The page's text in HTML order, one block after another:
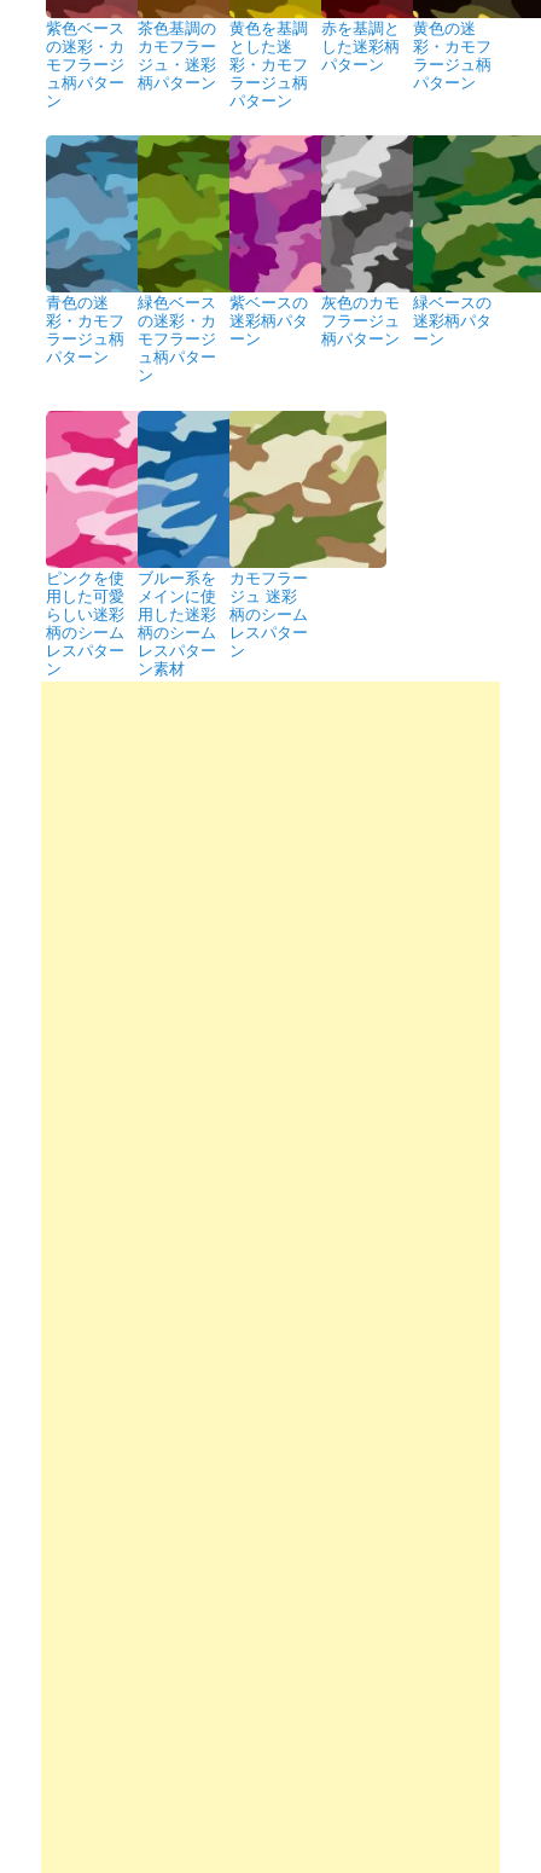
紫色ベース
の迷彩・カ
モフラージ
ュ柄パター
ン
茶色基調の
カモフラー
ジュ・迷彩
柄パターン
黄色を基調
とした迷
彩・カモフ
ラージュ柄
パターン
赤を基調と
した迷彩柄
パターン
黄色の迷
彩・カモフ
ラージュ柄
パターン
青色の迷
彩・カモフ
ラージュ柄
パターン
緑色ベース
の迷彩・カ
モフラージ
ュ柄パター
ン
紫ベースの
迷彩柄パタ
ーン
灰色のカモ
フラージュ
柄パターン
緑ベースの
迷彩柄パタ
ーン
ピンクを使
用した可愛
らしい迷彩
柄のシーム
レスパター
ン
ブルー系を
メインに使
用した迷彩
柄のシーム
レスパター
ン素材
カモフラー
ジュ 迷彩
柄のシーム
レスパター
ン